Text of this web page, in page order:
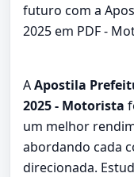
futuro com a
2025 em PDF -
AApostila
2025 - Motorista
um melhor
abordando cada
direcionada.